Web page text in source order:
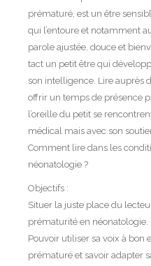
prématuré, est un être
qui l’entoure et notamment
parole ajustée, douce et
tact un petit être qui
son intelligence. Lire auprès
offrir un temps de présence
l’oreille du petit se
médical mais avec son
Comment lire dans les
néonatologie ?
Objectifs :
Situer la juste place du
prématurité en néonatologie.
Pouvoir utiliser sa voix à bon
prématuré et savoir adapter